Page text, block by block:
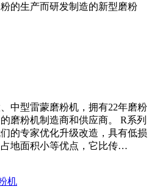
的生产而研发制造的新型磨粉
中型雷蒙磨粉机，拥有22年磨粉
磨粉机制造商和供应商。 R系列
的专家优化升级改造，具有低损
地面积小等优点，它比传…